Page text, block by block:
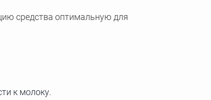
средства оптимальную для
к молоку.